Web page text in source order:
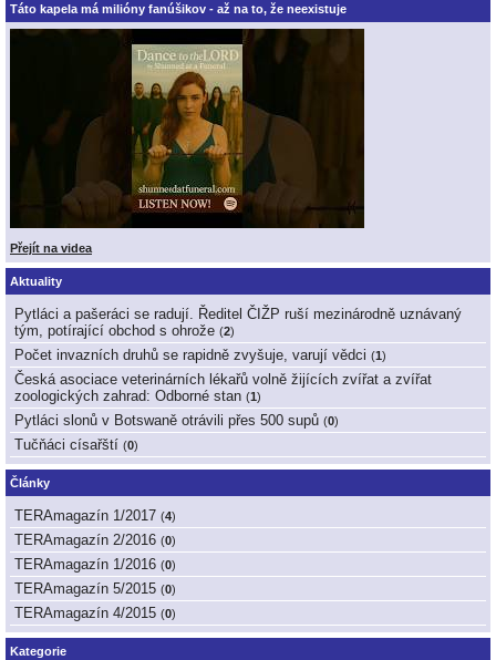
Táto kapela má milióny fanúšikov - až na to, že neexistuje
Přejít na videa
Aktuality
Pytláci a pašeráci se radují. Ředitel ČIŽP ruší mezinárodně uznávaný
tým, potírající obchod s ohrože (2)
Počet invazních druhů se rapidně zvyšuje, varují vědci (1)
Česká asociace veterinárních lékařů volně žijících zvířat a zvířat
zoologických zahrad: Odborné stan (1)
Pytláci slonů v Botswaně otrávili přes 500 supů (0)
Tučňáci císařští (0)
Články
TERAmagazín 1/2017 (4)
TERAmagazín 2/2016 (0)
TERAmagazín 1/2016 (0)
TERAmagazín 5/2015 (0)
TERAmagazín 4/2015 (0)
Kategorie